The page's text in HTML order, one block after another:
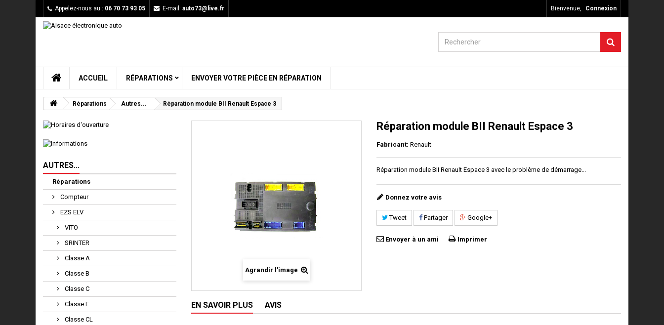
Bienvenue, Connexion
Appelez-nous au : 06 70 73 93 05 E-mail: auto73@live.fr
ACCUEIL RÉPARATIONS ENVOYER VOTRE PIÈCE EN RÉPARATION
Réparations Autres... Réparation module BII Renault Espace 3
AUTRES...
Réparations
Compteur
EZS ELV
VITO
SRINTER
Classe A
Classe B
Classe C
Classe E
Classe CL
Agrandir l'image
Réparation module BII Renault Espace 3
Fabricant: Renault
Réparation module BII Renault Espace 3 avec le problème de démarrage...
Donnez votre avis
Tweet Partager Google+
Envoyer à un ami Imprimer
EN SAVOIR PLUS AVIS